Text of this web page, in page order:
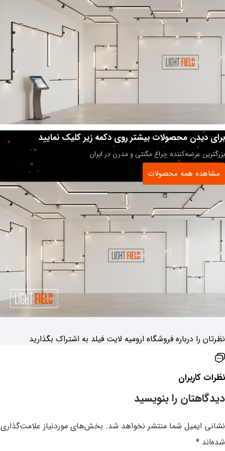
برای دیدن محصولات بیشتر روی دکمه زیر کلیک نمایید
بزرگترین عرضه‌کننده چراغ مگنتی و مدرن در ایران
مشاهده همه محصولات
نظرتان را درباره ‌فروشگاه ارومیه لایت فیلد به اشتراک بگذارید
نظرات کاربران
دیدگاهتان را بنویسید
نشانی ایمیل شما منتشر نخواهد شد. بخش‌های موردنیاز علامت‌گذاری
شده‌اند *